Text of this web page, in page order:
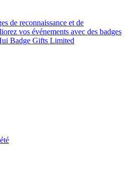
de reconnaissance et de
vos événements avec des badges
Badge Gifts Limited